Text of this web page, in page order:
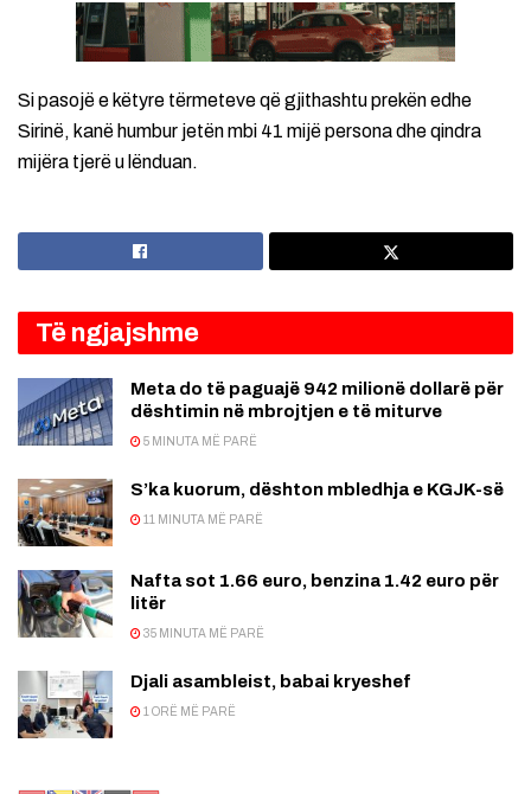
Si pasojë e këtyre tërmeteve që gjithashtu prekën edhe
Sirinë, kanë humbur jetën mbi 41 mijë persona dhe qindra
mijëra tjerë u lënduan.
Të ngjajshme
Meta do të paguajë 942 milionë dollarë për
dështimin në mbrojtjen e të miturve
5 MINUTA MË PARË
S’ka kuorum, dështon mbledhja e KGJK-së
11 MINUTA MË PARË
Nafta sot 1.66 euro, benzina 1.42 euro për
litër
35 MINUTA MË PARË
Djali asambleist, babai kryeshef
1 ORË MË PARË